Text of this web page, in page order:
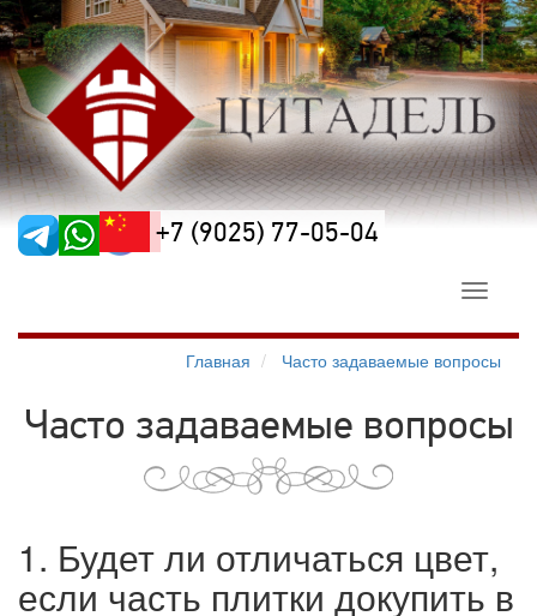
+7 (9025) 77-05-04
Toggle
Главная
Часто задаваемые вопросы
Часто задаваемые вопросы
1. Будет ли отличаться цвет,
если часть плитки докупить в